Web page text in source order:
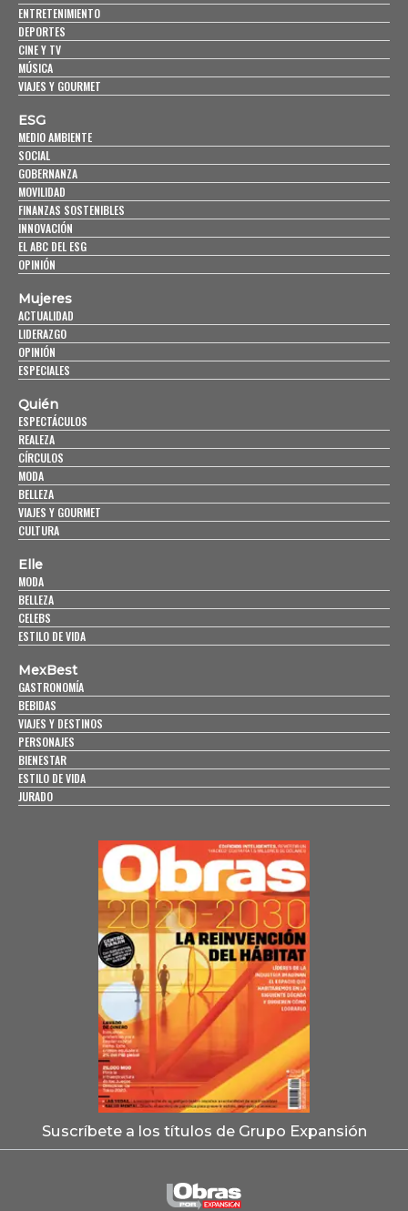
ENTRETENIMIENTO
DEPORTES
CINE Y TV
MÚSICA
VIAJES Y GOURMET
ESG
MEDIO AMBIENTE
SOCIAL
GOBERNANZA
MOVILIDAD
FINANZAS SOSTENIBLES
INNOVACIÓN
EL ABC DEL ESG
OPINIÓN
Mujeres
ACTUALIDAD
LIDERAZGO
OPINIÓN
ESPECIALES
Quién
ESPECTÁCULOS
REALEZA
CÍRCULOS
MODA
BELLEZA
VIAJES Y GOURMET
CULTURA
Elle
MODA
BELLEZA
CELEBS
ESTILO DE VIDA
MexBest
GASTRONOMÍA
BEBIDAS
VIAJES Y DESTINOS
PERSONAJES
BIENESTAR
ESTILO DE VIDA
JURADO
Suscríbete a los títulos de Grupo Expansión